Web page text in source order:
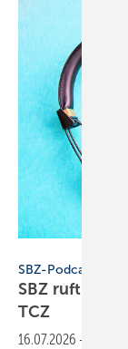
SBZ-Podcast
SBZ ruft an
TCZ
16.07.2026 -